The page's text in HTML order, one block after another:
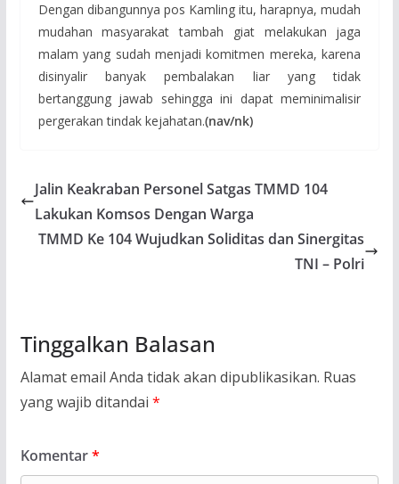
Dengan dibangunnya pos Kamling itu, harapnya, mudah
mudahan masyarakat tambah giat melakukan jaga
malam yang sudah menjadi komitmen mereka, karena
disinyalir banyak pembalakan liar yang tidak
bertanggung jawab sehingga ini dapat meminimalisir
pergerakan tindak kejahatan.(nav/nk)
Jalin Keakraban Personel Satgas TMMD 104
Lakukan Komsos Dengan Warga
TMMD Ke 104 Wujudkan Soliditas dan Sinergitas
TNI – Polri
Tinggalkan Balasan
Alamat email Anda tidak akan dipublikasikan. Ruas
yang wajib ditandai *
Komentar*